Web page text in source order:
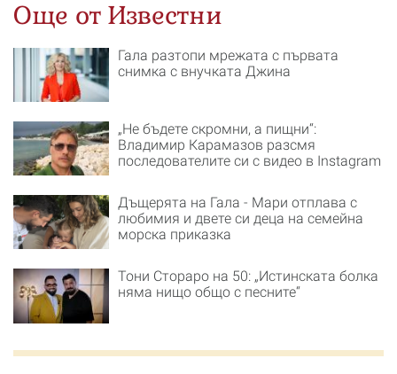
Още от Известни
Гала разтопи мрежата с първата
снимка с внучката Джина
„Не бъдете скромни, а пищни“:
Владимир Карамазов разсмя
последователите си с видео в Instagram
Дъщерята на Гала - Мари отплава с
любимия и двете си деца на семейна
морска приказка
Тони Стораро на 50: „Истинската болка
няма нищо общо с песните“